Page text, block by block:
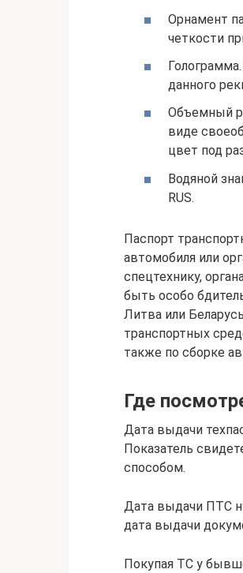
Орнамент
четкости
данного
Объемный
виде
цвет под
Водяной
RUS.
Паспорт
автомобиля или
спецтехнику,
быть особо
Литва или
транспортных
также по сборке
Где
Дата выдачи
Показатель
способом.
Дата выдачи ПТС
дата выдачи
Покупая ТС у